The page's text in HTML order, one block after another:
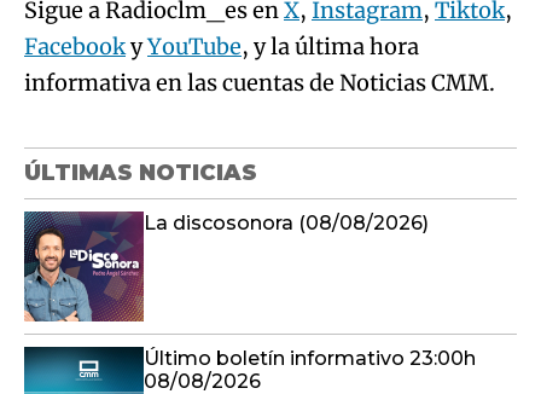
Sigue a Radioclm_es enX, Instagram, Tiktok,
FacebookyYouTube, y la última hora
informativa en las cuentas de Noticias CMM.
ÚLTIMAS NOTICIAS
La discosonora (08/08/2026)
Último boletín informativo 23:00h
08/08/2026